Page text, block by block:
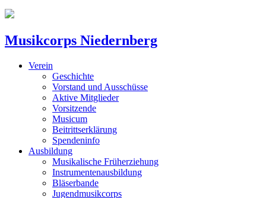
Musikcorps Niedernberg
Verein
Geschichte
Vorstand und Ausschüsse
Aktive Mitglieder
Vorsitzende
Musicum
Beitrittserklärung
Spendeninfo
Ausbildung
Musikalische Früherziehung
Instrumentenausbildung
Bläserbande
Jugendmusikcorps